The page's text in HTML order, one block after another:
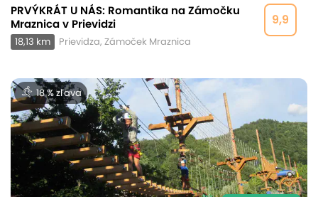
9,9
PRVÝKRÁT U NÁS: Romantika na Zámočku
Mraznica v Prievidzi
18,13 km Prievidza, Zámoček Mraznica
18 % zľava